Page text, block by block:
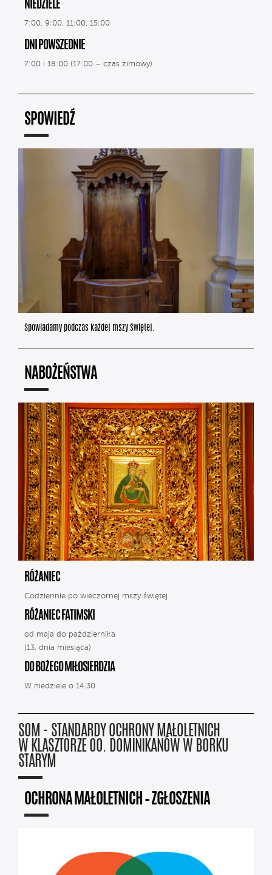
NIEDZIELE
7:00, 9:00, 11:00, 15:00
DNI POWSZEDNIE
7:00 i 18:00 (17:00 – czas zimowy)
SPOWIEDŹ
Spowiadamy podczas każdej mszy świętej.
NABOŻEŃSTWA
RÓŻANIEC
Codziennie po wieczornej mszy świętej
RÓŻANIEC FATIMSKI
od maja do października
(13. dnia miesiąca)
DO BOŻEGO MIŁOSIERDZIA
W niedziele o 14.30
SOM - STANDARDY OCHRONY MAŁOLETNICH
W KLASZTORZE OO. DOMINIKANÓW W BORKU
STARYM
OCHRONA MAŁOLETNICH – ZGŁOSZENIA